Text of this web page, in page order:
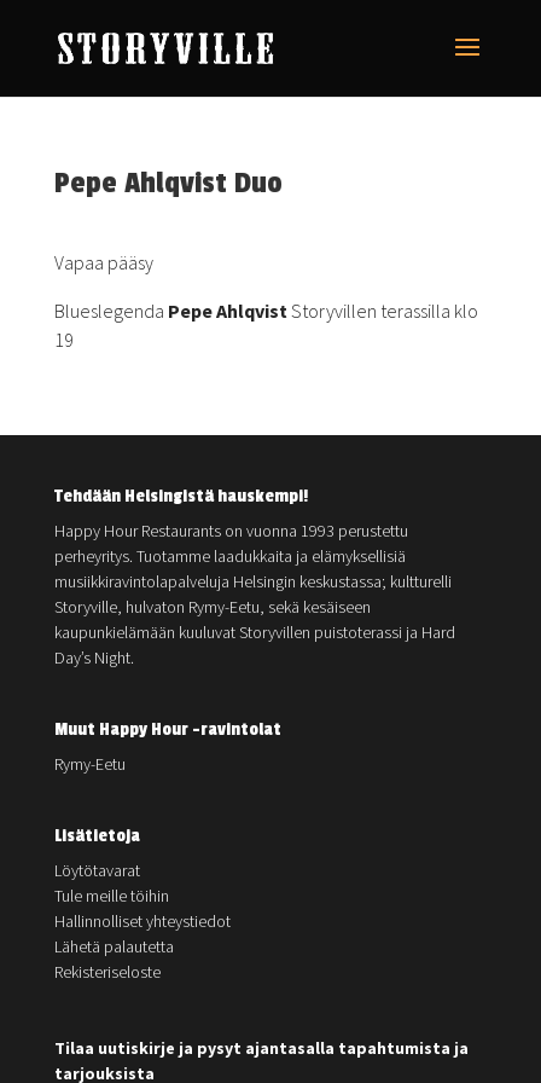
Pepe Ahlqvist Duo
Vapaa pääsy
Blueslegenda Pepe AhlqvistStoryvillen terassilla klo
19
Tehdään Helsingistä hauskempi!
Happy Hour Restaurants on vuonna 1993 perustettu
perheyritys. Tuotamme laadukkaita ja elämyksellisiä
musiikkiravintolapalveluja Helsingin keskustassa; kultturelli
Storyville, hulvaton Rymy-Eetu, sekä kesäiseen
kaupunkielämään kuuluvat Storyvillen puistoterassi ja Hard
Day’s Night.
Muut Happy Hour -ravintolat
Rymy-Eetu
Lisätietoja
Löytötavarat
Tule meille töihin
Hallinnolliset yhteystiedot
Lähetä palautetta
Rekisteriseloste
Tilaa uutiskirje ja pysyt ajantasalla tapahtumista ja
tarjouksista